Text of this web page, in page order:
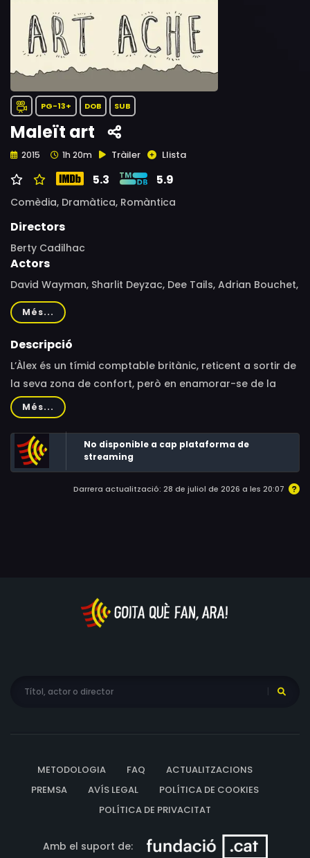
PG-13+ DOB SUB
Maleït art
2015 1h 20m Tràiler Llista
5.3 5.9
Comèdia, Dramàtica, Romàntica
Directors
Berty Cadilhac
Actors
David Wayman, Sharlit Deyzac, Dee Tails, Adrian Bouchet,
Louis Bernard, Rebecca Ferdinando, Zara Symes, Paul
Dewdney, Judy Buxton, Charlotte Lewis, Alex Dee, Jeffrey
Holland, Angela Peters, Michael Koltes, Judith Georgi,
Lindy Pieri
Més...
Descripció
L’Àlex és un tímid comptable britànic, reticent a sortir de
la seva zona de confort, però en enamorar-se de la
Penélope, una adorable noia francesa, s’adona que
l’única manera de seduir-la és fer veure que ell mateix
és un artista. Per fer-ho, haurà de guanyar un concurs
d’art modern per arribar fins al seu cor.
Més...
No disponible a cap plataforma de
streaming
Darrera actualització: 28 de juliol de 2026 a les 20:07
METODOLOGIA FAQ
ACTUALITZACIONS
PREMSA
AVÍS LEGAL
POLÍTICA DE COOKIES
POLÍTICA DE PRIVACITAT
Amb el suport de: